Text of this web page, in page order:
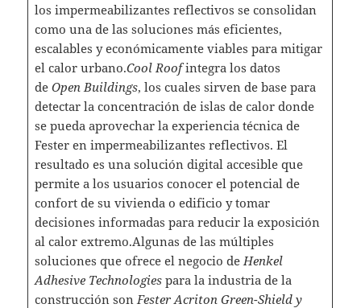
los impermeabilizantes reflectivos se consolidan
como una de las soluciones más eficientes,
escalables y económicamente viables para mitigar
el calor urbano.Cool Roofintegra los datos
de Open Buildings, los cuales sirven de base para
detectar la concentración de islas de calor donde
se pueda aprovechar la experiencia técnica de
Fester en impermeabilizantes reflectivos. El
resultado es una solución digital accesible que
permite a los usuarios conocer el potencial de
confort de su vivienda o edificio y tomar
decisiones informadas para reducir la exposición
al calor extremo.Algunas de las múltiples
soluciones que ofrece el negocio de Henkel
Adhesive Technologiespara la industria de la
construcción son Fester Acriton Green-Shield y